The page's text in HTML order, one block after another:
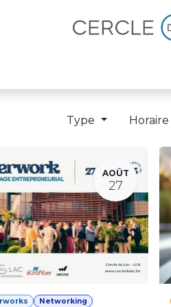
Type Horaire
AOÛT
27
Networking